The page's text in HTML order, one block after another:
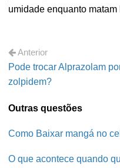
umidade enquanto matam
Anterior
Pode trocar Alprazolam
zolpidem?
Outras questões
Como Baixar mangá no
O que acontece quando